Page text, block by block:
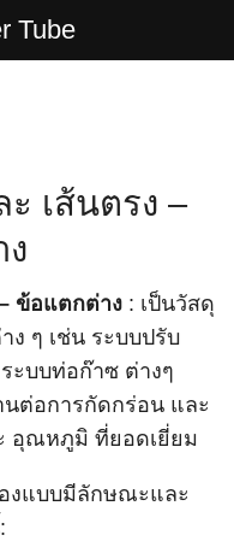
Tube
เส้นตรง –
ข้อแตกต่าง : เป็นวัสดุ
ง ๆ เช่น ระบบปรับ
ะบบท่อก๊าซ ต่างๆ
ต่อการกัดกร่อน และ
อุณหภูมิ ที่ยอดเยี่ยม
งแบบมีลักษณะและ